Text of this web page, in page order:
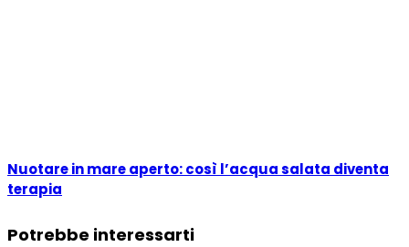
Nuotare in mare aperto: così l’acqua salata diventa
terapia
Potrebbe interessarti